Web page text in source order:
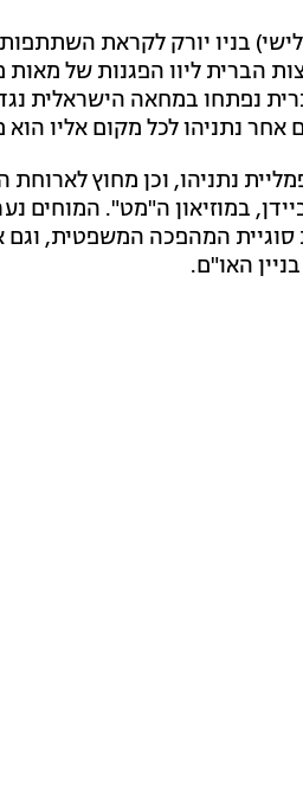
בניו יורק לקראת
הברית ליוו הפגנות של
נפתחו במחאה הישראלית
אחר נתניהו לכל מקום אליו הוא
נתניהו, וכן מחוץ
במוזיאון ה"מט". המוחים
המהפכה המשפטית, וגם
האו"ם.